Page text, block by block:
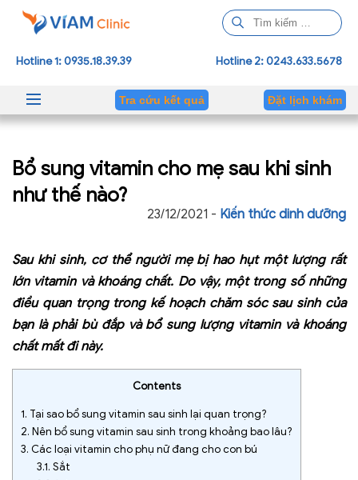
ì
m
h
Hotline 1: 0935.18.39.39 Hotline 2: 0243.633.5678
Tra cứu kết quả Đặt lịch khám
Bổ sung vitamin cho mẹ sau khi sinh
như thế nào?
23/12/2021 - Kiến thức dinh dưỡng
Sau khi sinh, cơ thể người mẹ bị hao hụt một lượng rất
lớn vitamin và khoáng chất. Do vậy, một trong số những
điều quan trọng trong kế hoạch chăm sóc sau sinh của
bạn là phải bù đắp và bổ sung lượng vitamin và khoáng
chất mất đi này.
Contents
1. Tại sao bổ sung vitamin sau sinh lại quan trọng?
2. Nên bổ sung vitamin sau sinh trong khoảng bao lâu?
3. Các loại vitamin cho phụ nữ đang cho con bú
3.1. Sắt